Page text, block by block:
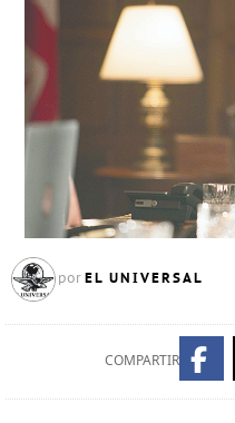
por EL UNIVERSAL
COMPARTIR